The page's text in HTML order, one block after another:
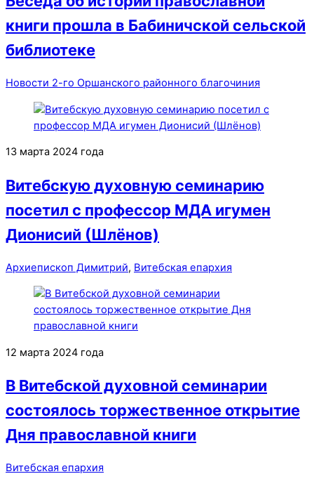
книги прошла в Бабиничской сельской
библиотеке
Новости 2-го Оршанского районного благочиния
13 марта 2024 года
Витебскую духовную семинарию
посетил с профессор МДА игумен
Дионисий (Шлёнов)
Архиепископ Димитрий, Витебская епархия
12 марта 2024 года
В Витебской духовной семинарии
состоялось торжественное открытие
Дня православной книги
Витебская епархия